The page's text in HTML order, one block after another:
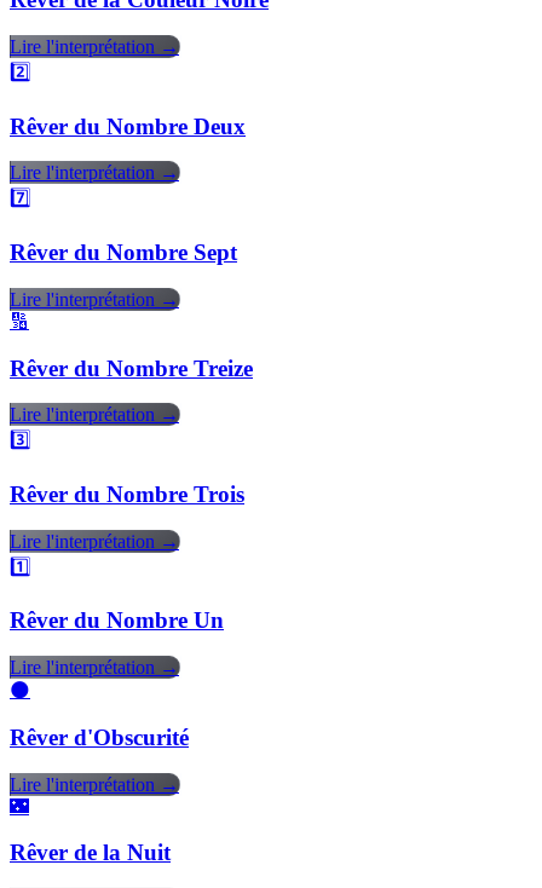
Lire l'interprétation →
2️⃣
Rêver du Nombre Deux
Lire l'interprétation →
7️⃣
Rêver du Nombre Sept
Lire l'interprétation →
🔢
Rêver du Nombre Treize
Lire l'interprétation →
3️⃣
Rêver du Nombre Trois
Lire l'interprétation →
1️⃣
Rêver du Nombre Un
Lire l'interprétation →
🌑
Rêver d'Obscurité
Lire l'interprétation →
🌃
Rêver de la Nuit